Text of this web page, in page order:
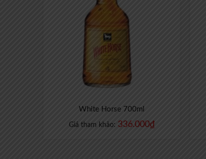
White Horse 700ml
Giá tham khảo: 336.000₫